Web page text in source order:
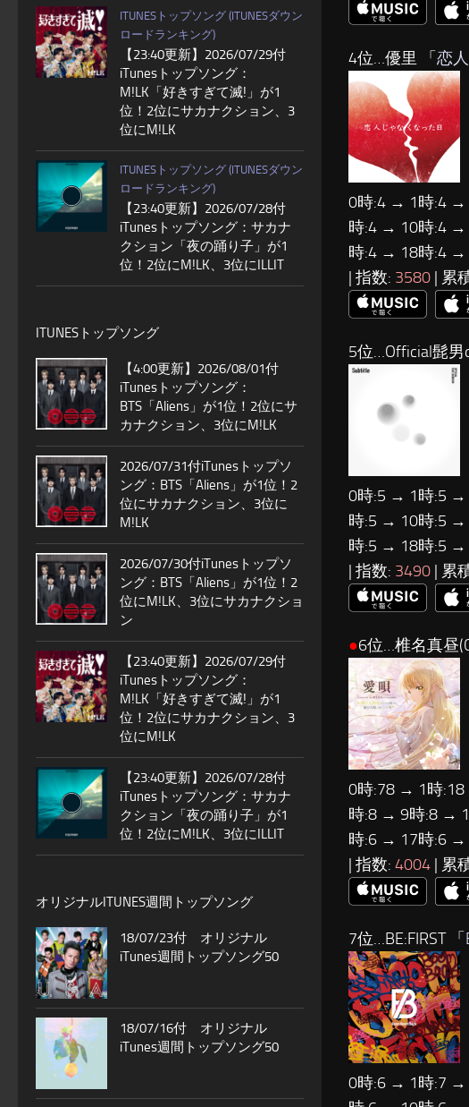
4位…優里 「恋
0時:4 → 1時:4
時:4 → 10時:4
時:4 → 18時:4
| 指数: 3580 | 累
5位…Official髭男
0時:5 → 1時:5
時:5 → 10時:5
時:5 → 18時:5
| 指数: 3490 | 累
●6位…椎名真昼
0時:78 → 1時
時:8 → 9時:8 →
時:6 → 17時:6
| 指数: 4004 | 累
7位…BE:FIRST 「
0時:6 → 1時:7
ITUNESトップソング (ITUNESダウン
ロードランキング)
【23:40更新】2026/07/29付
iTunesトップソング：
M!LK「好きすぎて滅!」が1
位！2位にサカナクション、3
位にM!LK
ITUNESトップソング (ITUNESダウン
ロードランキング)
【23:40更新】2026/07/28付
iTunesトップソング：サカナ
クション「夜の踊り子」が1
位！2位にM!LK、3位にILLIT
ITUNESトップソング
【4:00更新】2026/08/01付
iTunesトップソング：
BTS「Aliens」が1位！2位にサ
カナクション、3位にM!LK
2026/07/31付iTunesトップソ
ング：BTS「Aliens」が1位！2
位にサカナクション、3位に
M!LK
2026/07/30付iTunesトップソ
ング：BTS「Aliens」が1位！2
位にM!LK、3位にサカナクショ
ン
【23:40更新】2026/07/29付
iTunesトップソング：
M!LK「好きすぎて滅!」が1
位！2位にサカナクション、3
位にM!LK
【23:40更新】2026/07/28付
iTunesトップソング：サカナ
クション「夜の踊り子」が1
位！2位にM!LK、3位にILLIT
オリジナルITUNES週間トップソング
18/07/23付 オリジナル
iTunes週間トップソング50
18/07/16付 オリジナル
iTunes週間トップソング50